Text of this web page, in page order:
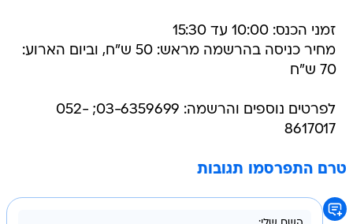
זמני הכנס: 10:00 עד 15:30
מחיר כניסה בהרשמה מראש: 50 ש"ח, וביום הארוע:
70 ש"ח
לפרטים נוספים והרשמה: 03-6359699; 052-
8617017
טרם התפרסמו תגובות